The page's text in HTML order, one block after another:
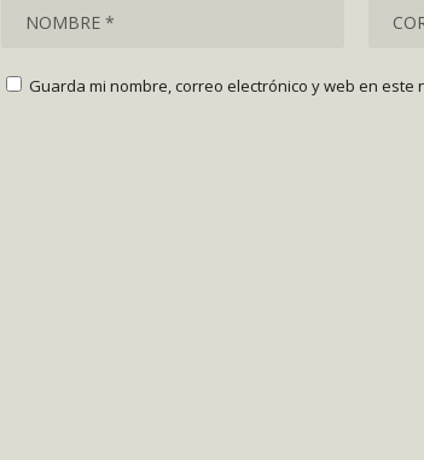
Guarda mi nombre, correo electrónico y web en